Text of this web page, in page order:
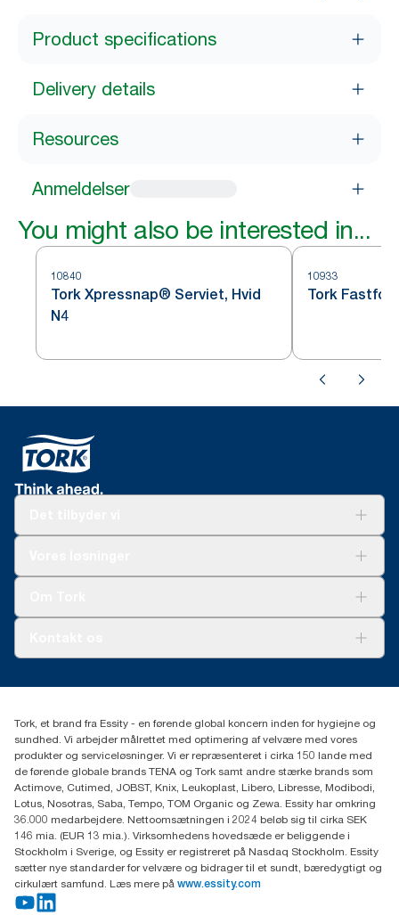
Product specifications
Delivery details
Resources
Anmeldelser
You might also be interested in...
10840
Tork Xpressnap® Serviet, Hvid
N4
10933
Tork
Smiley-rapport
(+45) 48 16 82 44
Professional Hygiene
Gydevang 33
DK-3450 Allerød
Tork, et brand fra Essity - en førende global koncern inden for hygiejne og
sundhed. Vi arbejder målrettet med optimering af velvære med vores
produkter og serviceløsninger. Vi er repræsenteret i cirka 150 lande med
de førende globale brands TENA og Tork samt andre stærke brands som
Actimove, Cutimed, JOBST, Knix, Leukoplast, Libero, Libresse, Modibodi,
Lotus, Nosotras, Saba, Tempo, TOM Organic og Zewa. Essity har omkring
36.000 medarbejdere. Nettoomsætningen i 2024 beløb sig til cirka SEK
146 mia. (EUR 13 mia.). Virksomhedens hovedsæde er beliggende i
Stockholm i Sverige, og Essity er registreret på Nasdaq Stockholm. Essity
sætter nye standarder for velvære og bidrager til et sundt, bæredygtigt og
cirkulært samfund. Læs mere på www.essity.com